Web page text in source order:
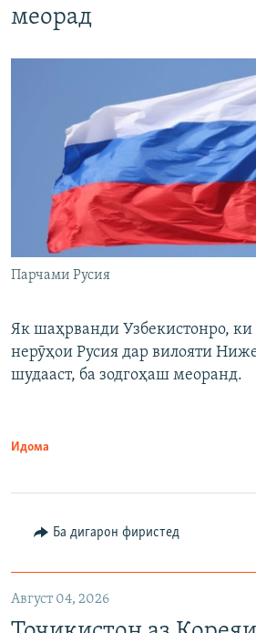
меорад
Парчами Русия
Як шаҳрванди Узбекистонро,
нерӯҳои Русия дар вилояти
шудааст, ба зодгоҳаш меоранд.
Идома
Ба дигарон фиристед
Август 04, 2026